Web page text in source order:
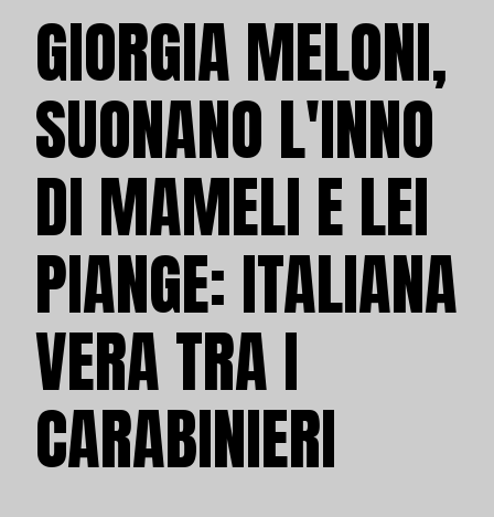
GIORGIA MELONI,
SUONANO L'INNO
DI MAMELI E LEI
PIANGE: ITALIANA
VERA TRA I
CARABINIERI